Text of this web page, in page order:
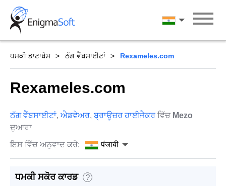
Skip
content
पंजाबी
ਧਮਕੀ ਡਾਟਾਬੇਸ ਠੱਗ ਵੈੱਬਸਾਈਟਾਂ Rexameles.com
Rexameles.com
ਠੱਗ ਵੈੱਬਸਾਈਟਾਂ, ਐਡਵੇਅਰ,ਬ੍ਰਾਊਜ਼ਰ ਹਾਈਜੈਕਰ ਵਿੱਚ Mezo
ਦੁਆਰਾ
ਇਸ ਵਿੱਚ ਅਨੁਵਾਦ ਕਰੋ:
पंजाबी
ਧਮਕੀ ਸਕੋਰ ਕਾਰਡ ?